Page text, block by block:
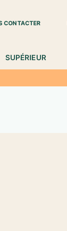
CONTACTER
SUPÉRIEUR